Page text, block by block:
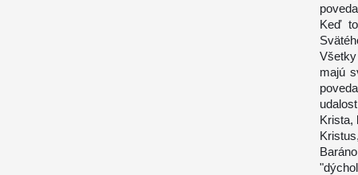
Keď
majú
Krista,